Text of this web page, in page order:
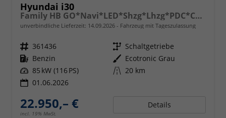
Hyundai i30
Family HB GO*Navi*LED*Shzg*Lhzg*PDC*Cam*16Zoll*
unverbindliche Lieferzeit: 14.09.2026 Fahrzeug mit Tageszulassung
Fahrzeugnr. 361436 Getriebe Schaltgetriebe
Kraftstoff Benzin Außenfarbe Ecotronic Grau
Leistung 85 kW (116 PS) Kilometerstand 20 km
01.06.2026
22.950,– €
incl. 19% MwSt.
Details